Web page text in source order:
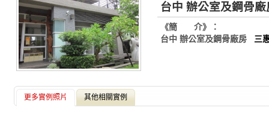
台中 辦公室及鋼骨廠
《簡 介》：
台中 辦公室及鋼骨廠房 三
更多實例照片 其他相關實例